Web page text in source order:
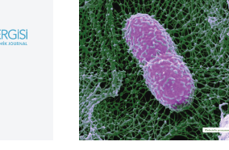
Cilt 39, Sayı 2